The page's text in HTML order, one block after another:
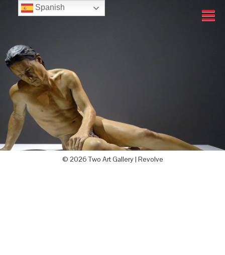
Spanish
© 2026 Two Art Gallery | Revolve